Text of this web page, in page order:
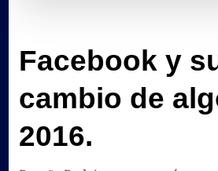
Facebook y
cambio de
2016.